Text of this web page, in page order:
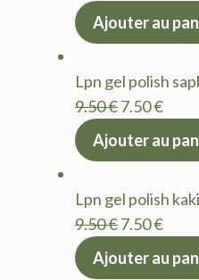
prix
9.50 €.
actuel
7.50
Ajouter au
Lpn gel polish
9.50€Le
prix
9.50 €.
7.50€Le
actuel
7.50 €.
Ajouter au
Lpn gel polish kaki
9.50€Le
prix
7.50€Le
actuel
Ajouter au